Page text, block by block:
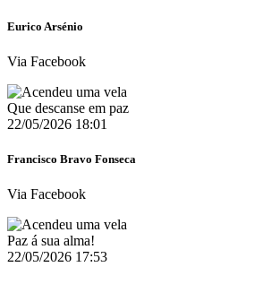
Eurico Arsénio
Via Facebook
Que descanse em paz
22/05/2026 18:01
Francisco Bravo Fonseca
Via Facebook
Paz á sua alma!
22/05/2026 17:53